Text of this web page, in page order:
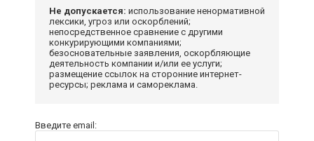
Не допускается: использование ненормативной
лексики, угроз или оскорблений;
непосредственное сравнение с другими
конкурирующими компаниями;
безосновательные заявления, оскорбляющие
деятельность компании и/или ее услуги;
размещение ссылок на сторонние интернет-
ресурсы; реклама и самореклама.
Введите email: